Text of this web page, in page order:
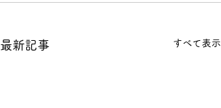
最新記事 すべて表示